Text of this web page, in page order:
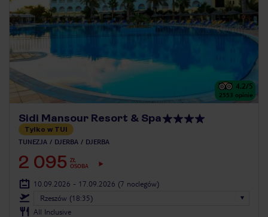
4.2/5
2553 opinie
Sidi Mansour Resort & Spa
Tylko w TUI
TUNEZJA DJERBA DJERBA
2 095 ZŁ
OSOBA
10.09.2026 - 17.09.2026 (7 noclegów)
Rzeszów (18:35)
All Inclusive